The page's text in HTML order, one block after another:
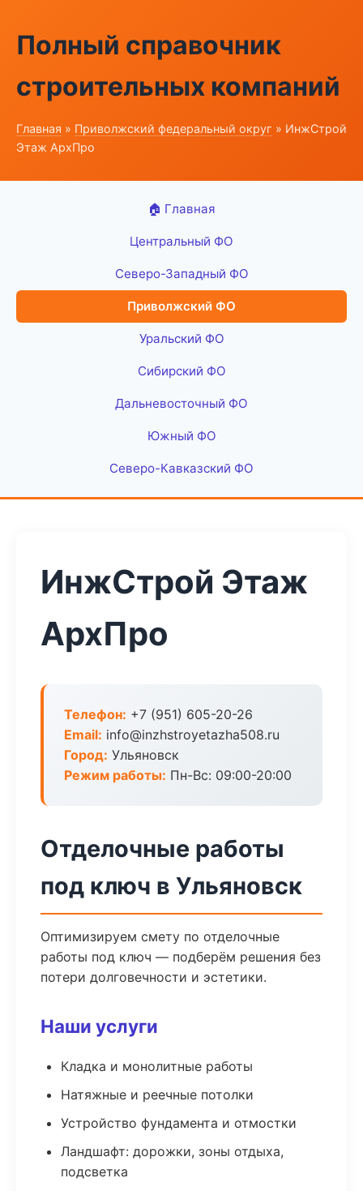
Полный справочник
строительных компаний
Главная » Приволжский федеральный округ » ИнжСтрой
Этаж АрхПро
🏠 Главная
Центральный ФО
Северо-Западный ФО
Приволжский ФО
Уральский ФО
Сибирский ФО
Дальневосточный ФО
Южный ФО
Северо-Кавказский ФО
ИнжСтрой Этаж
АрхПро
Телефон: +7 (951) 605-20-26
Email: info@inzhstroyetazha508.ru
Город: Ульяновск
Режим работы: Пн-Вс: 09:00-20:00
Отделочные работы
под ключ в Ульяновск
Оптимизируем смету по отделочные
работы под ключ — подберём решения без
потери долговечности и эстетики.
Наши услуги
Кладка и монолитные работы
Натяжные и реечные потолки
Устройство фундамента и отмостки
Ландшафт: дорожки, зоны отдыха,
подсветка